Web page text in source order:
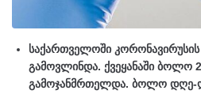
საქართველოში კორონავირუსის
გამოვლინდა. ქვეყანაში ბოლო
გამოჯანმრთელდა. ბოლო დღე-